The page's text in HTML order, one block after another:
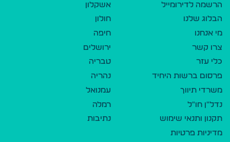
הרשמה לדירומייל
הבלוג שלנו
מי אנחנו
צרו קשר
כלי עזר
פרסום ברשות היחיד
משרדי תיווך
נדל"ן חו"ל
תקנון ותנאי שימוש
מדיניות פרטיות
אשקלון
חולון
חיפה
ירושלים
טבריה
נהריה
עמנואל
רמלה
נתיבות